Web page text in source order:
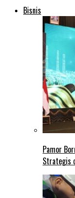
Bisnis
Pamor
Strategis